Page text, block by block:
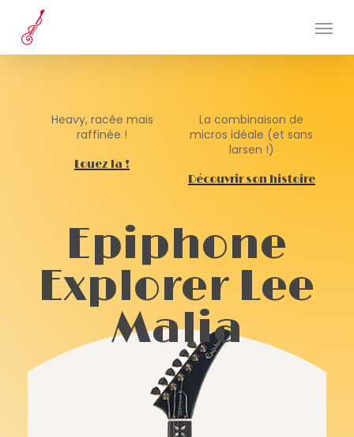
main
Menu
Heavy, racée mais
raffinée !
Louez la !
La combinaison de
micros idéale (et sans
larsen !)
Découvrir son histoire
Epiphone
Explorer Lee
Malia